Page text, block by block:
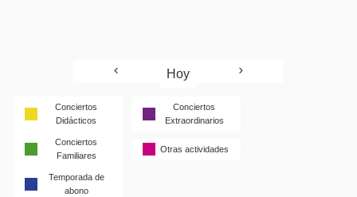
Hoy
Conciertos
Didácticos
Conciertos
Extraordinarios
Conciertos
Familiares
Otras actividades
Temporada de
abono